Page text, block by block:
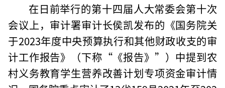
在日前举行的第十四届人大常委会第十次
会议上，审计署审计长侯凯发布的《国务院关
于2023年度中央预算执行和其他财政收支的审
计工作报告》（下称“《报告》”）中提到农
村义务教育学生营养改善计划专项资金审计情